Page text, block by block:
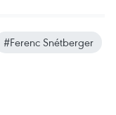
#Ferenc Snétberger